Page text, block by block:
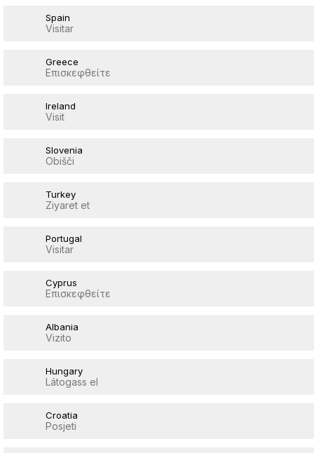
Spain
Visitar
Greece
Επισκεφθείτε
Ireland
Visit
Slovenia
Obišči
Turkey
Ziyaret et
Portugal
Visitar
Cyprus
Επισκεφθείτε
Albania
Vizito
Hungary
Látogass el
Croatia
Posjeti